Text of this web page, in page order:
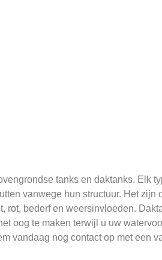
tanks en daktanks. Elk
vanwege hun structuur. Het zijn
bederf en weersinvloeden.
oog te maken terwijl u uw
vandaag nog contact op met een